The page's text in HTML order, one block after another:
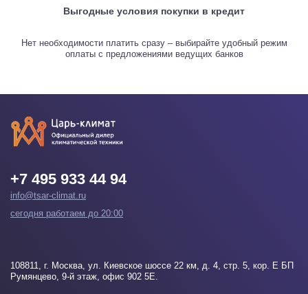
Выгодные условия покупки в кредит
Нет необходимости платить сразу – выбирайте удобный режим
оплаты с предложениями ведущих банков
+7 495 933 44 94
info@tsar-climat.ru
сегодня работаем до 20:00
108811, г. Москва, ул. Киевское шоссе 22 км, д. 4, стр. 5, кор. Е БП
Румянцево, 9-й этаж, офис 902 5Е.